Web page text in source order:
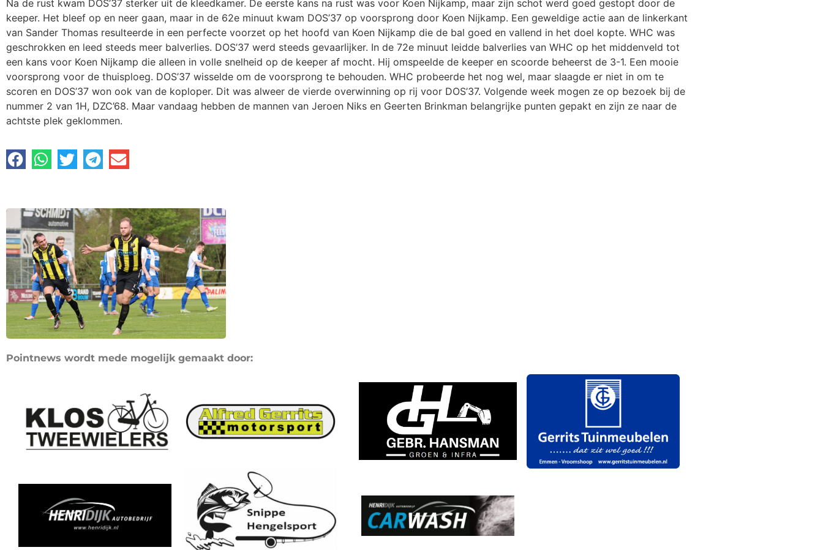
Na de rust kwam DOS’37 sterker uit de kleedkamer. De eerste kans na rust was voor Koen Nijkamp, maar zijn schot werd goed gestopt door de
keeper. Het bleef op en neer gaan, maar in de 62e minuut kwam DOS’37 op voorsprong door Koen Nijkamp. Een geweldige actie aan de linkerkant
van Sander Thomas resulteerde in een perfecte voorzet op het hoofd van Koen Nijkamp die de bal goed en vallend in het doel kopte. WHC was
geschrokken en leed steeds meer balverlies. DOS’37 werd steeds gevaarlijker. In de 72e minuut leidde balverlies van WHC op het middenveld tot
een kans voor Koen Nijkamp die alleen in volle snelheid op de keeper af mocht. Hij omspeelde de keeper en scoorde beheerst de 3-1. Een mooie
voorsprong voor de thuisploeg. DOS’37 wisselde om de voorsprong te behouden. WHC probeerde het nog wel, maar slaagde er niet in om te
scoren en DOS’37 won ook van de koploper. Dit was alweer de vierde overwinning op rij voor DOS’37. Volgende week mogen ze op bezoek bij de
nummer 2 van 1H, DZC’68. Maar vandaag hebben de mannen van Jeroen Niks en Geerten Brinkman belangrijke punten gepakt en zijn ze naar de
achtste plek geklommen.
Pointnews wordt mede mogelijk gemaakt door: